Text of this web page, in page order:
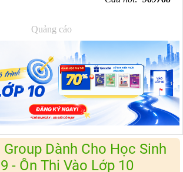
Quảng cáo
Dành Cho Học Sinh
- Ôn Thi Vào Lớp 10